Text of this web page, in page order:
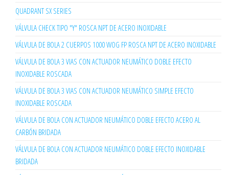
QUADRANT SX SERIES
VÁLVULA CHECK TIPO "Y" ROSCA NPT DE ACERO INOXIDABLE
VÁLVULA DE BOLA 2 CUERPOS 1000 WOG FP ROSCA NPT DE ACERO INOXIDABLE
VÁLVULA DE BOLA 3 VIAS CON ACTUADOR NEUMÁTICO DOBLE EFECTO
INOXIDABLE ROSCADA
VÁLVULA DE BOLA 3 VIAS CON ACTUADOR NEUMÁTICO SIMPLE EFECTO
INOXIDABLE ROSCADA
VÁLVULA DE BOLA CON ACTUADOR NEUMÁTICO DOBLE EFECTO ACERO AL
CARBÓN BRIDADA
VÁLVULA DE BOLA CON ACTUADOR NEUMÁTICO DOBLE EFECTO INOXIDABLE
BRIDADA